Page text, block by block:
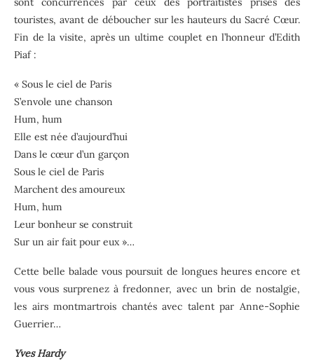
touristes, avant de déboucher sur les hauteurs du Sacré Cœur.
Fin de la visite, après un ultime couplet en l’honneur d’Edith
Piaf :
« Sous le ciel de Paris
S’envole une chanson
Hum, hum
Elle est née d’aujourd’hui
Dans le cœur d’un garçon
Sous le ciel de Paris
Marchent des amoureux
Hum, hum
Leur bonheur se construit
Sur un air fait pour eux »…
Cette belle balade vous poursuit de longues heures encore et
vous vous surprenez à fredonner, avec un brin de nostalgie,
les airs montmartrois chantés avec talent par Anne-Sophie
Guerrier…
Yves Hardy